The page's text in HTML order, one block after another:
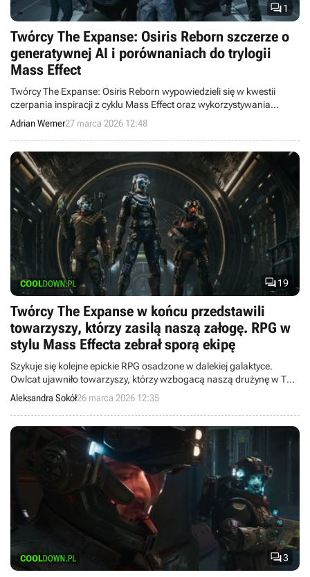
1
Twórcy The Expanse: Osiris Reborn szczerze o
generatywnej AI i porównaniach do trylogii
Mass Effect
Twórcy The Expanse: Osiris Reborn wypowiedzieli się w kwestii
czerpania inspiracji z cyklu Mass Effect oraz wykorzystywania
generatywnego AI.
Adrian Werner27 marca 2026 12:48
19
Twórcy The Expanse w końcu przedstawili
towarzyszy, którzy zasilą naszą załogę. RPG w
stylu Mass Effecta zebrał sporą ekipę
Szykuje się kolejne epickie RPG osadzone w dalekiej galaktyce.
Owlcat ujawniło towarzyszy, którzy wzbogacą naszą drużynę w The
Expanse.
Aleksandra Sokół26 marca 2026 12:35
3